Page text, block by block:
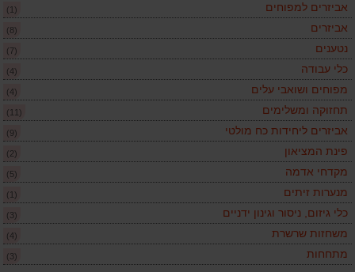
אביזרים למפוחים (1)
אביזרים (8)
נטענים (7)
כלי עבודה (4)
מפוחים ושואבי עלים (4)
תחזוקה ומשלימים (11)
אביזרים ליחידות כח מולטי (9)
פינת המציאון (2)
מקדחי אדמה (5)
מנערות זיתים (1)
כלי גיזום, ניסור וגינון ידניים (3)
משחזות שרשרת (4)
מתחחות (3)